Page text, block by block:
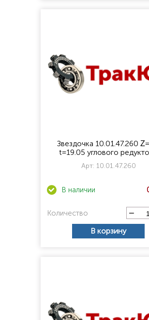
Звездочка 10.01.47.260
t=19.05 углового
Арт: 10.01.47.260
Количество
В корзину